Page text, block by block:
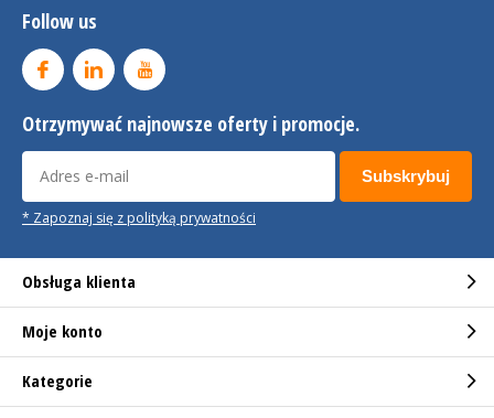
Follow us
Otrzymywać najnowsze oferty i promocje.
Subskrybuj
* Zapoznaj się z polityką prywatności
Obsługa klienta
Moje konto
Kategorie